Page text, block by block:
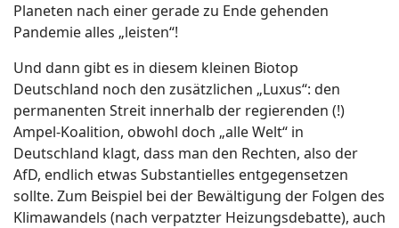
Planeten nach einer gerade zu Ende gehenden
Pandemie alles „leisten“!
Und dann gibt es in diesem kleinen Biotop
Deutschland noch den zusätzlichen „Luxus“: den
permanenten Streit innerhalb der regierenden (!)
Ampel-Koalition, obwohl doch „alle Welt“ in
Deutschland klagt, dass man den Rechten, also der
AfD, endlich etwas Substantielles entgegensetzen
sollte. Zum Beispiel bei der Bewältigung der Folgen des
Klimawandels (nach verpatzter Heizungsdebatte), auch